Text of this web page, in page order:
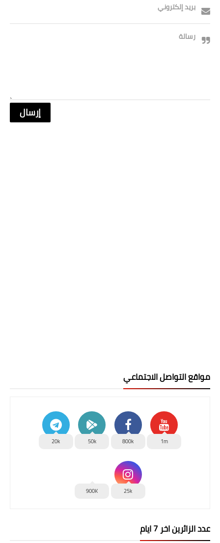
بريد إلكتروني
رسالة
مواقع التواصل الاجتماعي
1m
800k
50k
20k
25k
900K
عدد الزائرين اخر 7 ايام